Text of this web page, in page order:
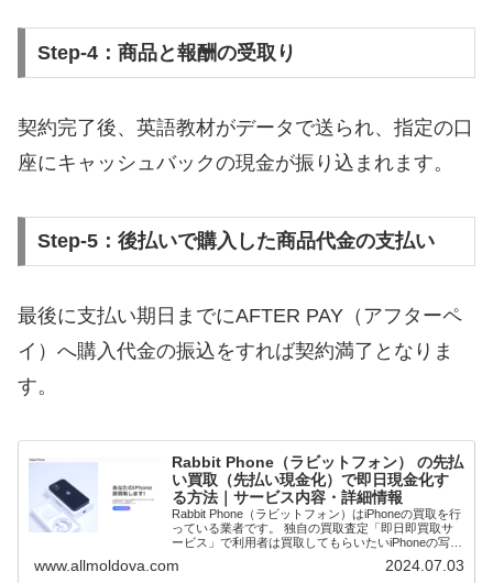
Step-4：商品と報酬の受取り
契約完了後、英語教材がデータで送られ、指定の口
座にキャッシュバックの現金が振り込まれます。
Step-5：後払いで購入した商品代金の支払い
最後に支払い期日までにAFTER PAY（アフターペ
イ）へ購入代金の振込をすれば契約満了となりま
す。
Rabbit Phone（ラビットフォン） の先払
い買取（先払い現金化）で即日現金化す
る方法｜サービス内容・詳細情報
Rabbit Phone（ラビットフォン）はiPhoneの買取を行
っている業者です。 独自の買取査定「即日即買取サ
ービス」で利用者は買取してもらいたいiPhoneの写真
買取してもらうことで即日...
www.allmoldova.com 2024.07.03